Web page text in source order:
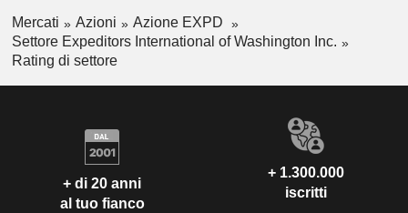
Mercati Azioni
Azione EXPD
Settore Expeditors International of Washington Inc.
Rating di settore
+ di 20 anni
al tuo fianco
+ 1.300.000
iscritti